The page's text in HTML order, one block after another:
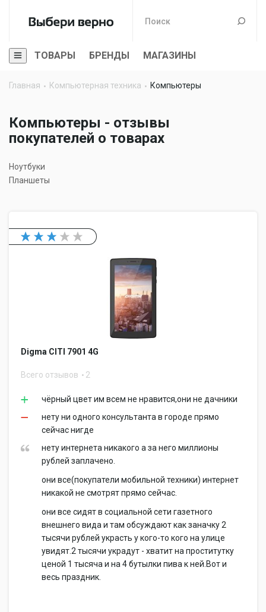
ТОВАРЫ БРЕНДЫ МАГАЗИНЫ
Главная Компьютерная техника Компьютеры
Компьютеры - отзывы
покупателей о товарах
Ноутбуки
Планшеты
Digma CITI 7901 4G
Всего отзывов 2
чёрный цвет им всем не нравится,они не дачники
нету ни одного консультанта в городе прямо
сейчас нигде
нету интернета никакого а за него миллионы
рублей заплачено.
они все(покупатели мобильной техники) интернет
никакой не смотрят прямо сейчас.
они все сидят в социальной сети газетного
внешнего вида и там обсуждают как заначку 2
тысячи рублей украсть у кого-то кого на улице
увидят.2 тысячи украдут - хватит на проститутку
ценой 1 тысяча и на 4 бутылки пива к ней.Вот и
весь праздник.